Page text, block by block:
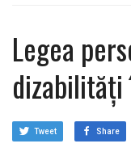
Legea
Tweet Share